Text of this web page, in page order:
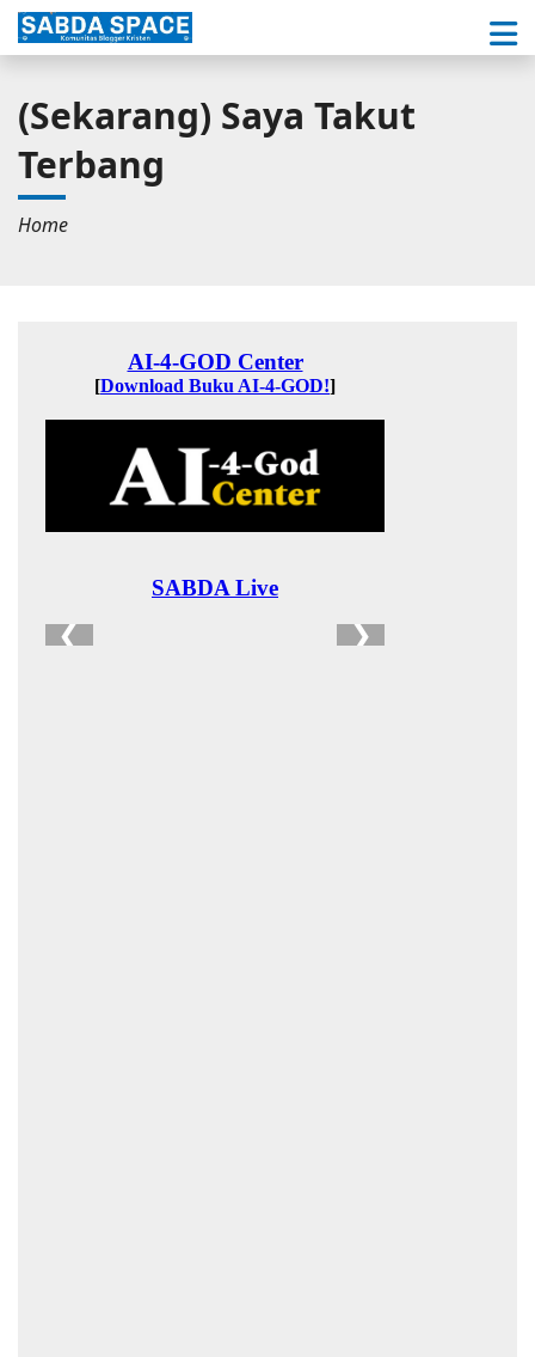
(Sekarang) Saya Takut
Terbang
Home